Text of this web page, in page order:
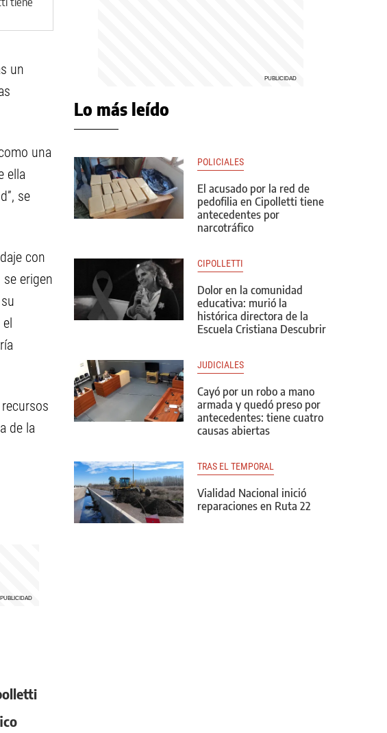
un
una
ella
se
con
erigen
de la
Lo más leído
POLICIALES
El acusado por la red de
pedofilia en Cipolletti tiene
antecedentes por
narcotráfico
CIPOLLETTI
Dolor en la comunidad
educativa: murió la
histórica directora de la
Escuela Cristiana Descubrir
JUDICIALES
Cayó por un robo a mano
armada y quedó preso por
antecedentes: tiene cuatro
causas abiertas
TRAS EL TEMPORAL
Vialidad Nacional inició
reparaciones en Ruta 22